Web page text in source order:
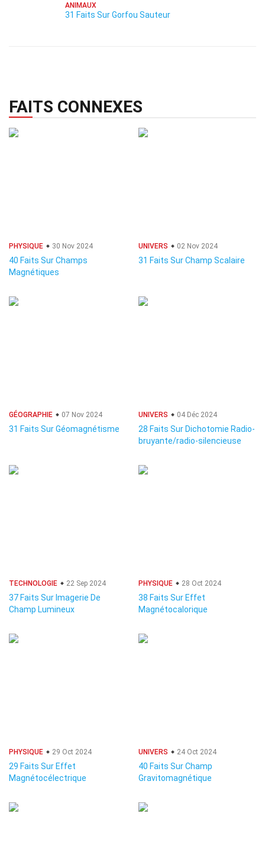
ANIMAUX
31 Faits Sur Gorfou Sauteur
FAITS CONNEXES
PHYSIQUE 30 Nov 2024
40 Faits Sur Champs
Magnétiques
UNIVERS 02 Nov 2024
31 Faits Sur Champ Scalaire
GÉOGRAPHIE 07 Nov 2024
31 Faits Sur Géomagnétisme
UNIVERS 04 Déc 2024
28 Faits Sur Dichotomie Radio-
bruyante/radio-silencieuse
TECHNOLOGIE 22 Sep 2024
37 Faits Sur Imagerie De
Champ Lumineux
PHYSIQUE 28 Oct 2024
38 Faits Sur Effet
Magnétocalorique
PHYSIQUE 29 Oct 2024
29 Faits Sur Effet
Magnétocélectrique
UNIVERS 24 Oct 2024
40 Faits Sur Champ
Gravitomagnétique